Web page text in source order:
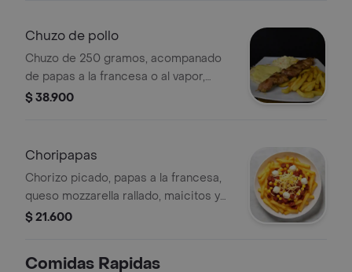
Chuzo de pollo
Chuzo de 250 gramos, acompanado
de papas a la francesa o al vapor,
arepa con queso mozarella, ensalada
$ 38.900
Choripapas
Chorizo picado, papas a la francesa,
queso mozzarella rallado, maicitos y
aderezo.
$ 21.600
Comidas Rapidas